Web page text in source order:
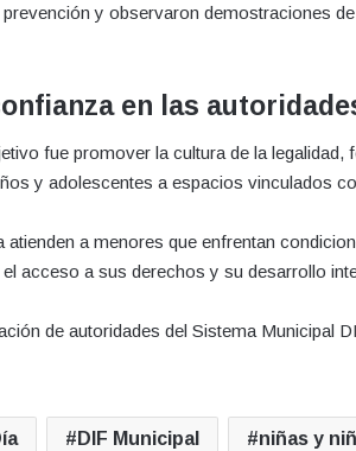
y observaron demostraciones
en las
fue promover la cultura de la legalidad,
y adolescentes a espacios vinculados
a menores que enfrentan
acceso a sus derechos y su desarrollo
de autoridades del Sistema Municipal
DIF Municipal niñas y